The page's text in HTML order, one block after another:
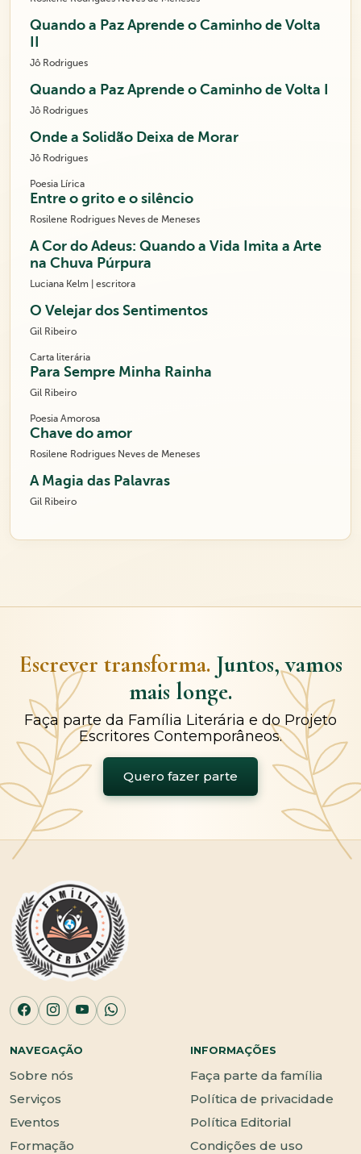
Quando a Paz Aprende o Caminho de Volta
Jô Rodrigues
Quando a Paz Aprende o Caminho de Volta I
Jô Rodrigues
Onde a Solidão Deixa de Morar
Jô Rodrigues
Poesia Lírica
Entre o grito e o silêncio
Rosilene Rodrigues Neves de Meneses
A Cor do Adeus: Quando a Vida Imita a Arte
na Chuva Púrpura
Luciana Kelm | escritora
O Velejar dos Sentimentos
Gil Ribeiro
Carta literária
Para Sempre Minha Rainha
Gil Ribeiro
Poesia Amorosa
Chave do amor
Rosilene Rodrigues Neves de Meneses
A Magia das Palavras
Gil Ribeiro
Escrever transforma. Juntos, vamos
mais longe.
Faça parte da Família Literária e do Projeto
Escritores Contemporâneos.
Quero fazer parte
NAVEGAÇÃO
Sobre nós
Serviços
Eventos
Formação
INFORMAÇÕES
Faça parte da família
Política de privacidade
Política Editorial
Condições de uso